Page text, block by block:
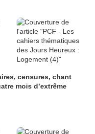
censures, chant
mois d’extrême